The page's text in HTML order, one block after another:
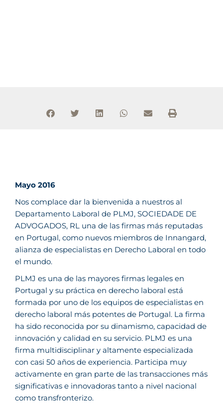
Mayo 2016
Nos complace dar la bienvenida a nuestros al
Departamento Laboral de PLMJ, SOCIEDADE DE
ADVOGADOS, RL una de las firmas más reputadas
en Portugal, como nuevos miembros de Innangard,
alianza de especialistas en Derecho Laboral en todo
el mundo.
PLMJ es una de las mayores firmas legales en
Portugal y su práctica en derecho laboral está
formada por uno de los equipos de especialistas en
derecho laboral más potentes de Portugal. La firma
ha sido reconocida por su dinamismo, capacidad de
innovación y calidad en su servicio. PLMJ es una
firma multidisciplinar y altamente especializada
con casi 50 años de experiencia. Participa muy
activamente en gran parte de las transacciones más
significativas e innovadoras tanto a nivel nacional
como transfronterizo.